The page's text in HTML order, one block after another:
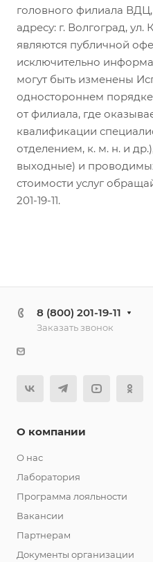
головного филиала
адресу: г. Волгоград, ул.
являются публичной
исключительно
могут быть изменены
одностороннем
от филиала, где
квалификации
отделением, к. м. н. и
выходные) и
стоимости услуг
201-19-11.
8 (800) 201-19-11
Заказать звонок
О компании
О нас
Лаборатория
Программа лояльности
Вакансии
Партнерам
Документы организации